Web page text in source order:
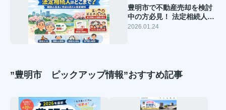
豊明市で不動産売却を検討
中の方必見！ 法定相続人は
どこまで？相続の基本と売
2026.01.24
”豊明市 ピックアップ情報”おすすめ記事